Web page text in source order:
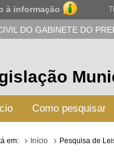
à informação
DO GABINETE DO
Como pesquisar
em: Início Pesquisa de